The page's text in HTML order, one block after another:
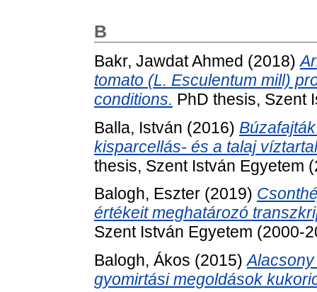
B
Bakr, Jawdat Ahmed (2018)
tomato (L. Esculentum mill)
conditions. PhD thesis, Szent
Balla, István (2016)
kisparcellás- és a talaj
thesis, Szent István Egyetem
Balogh, Eszter (2019)
értékeit meghatározó
Szent István Egyetem (2000-
Balogh, Ákos (2015)
gyomirtási megoldások